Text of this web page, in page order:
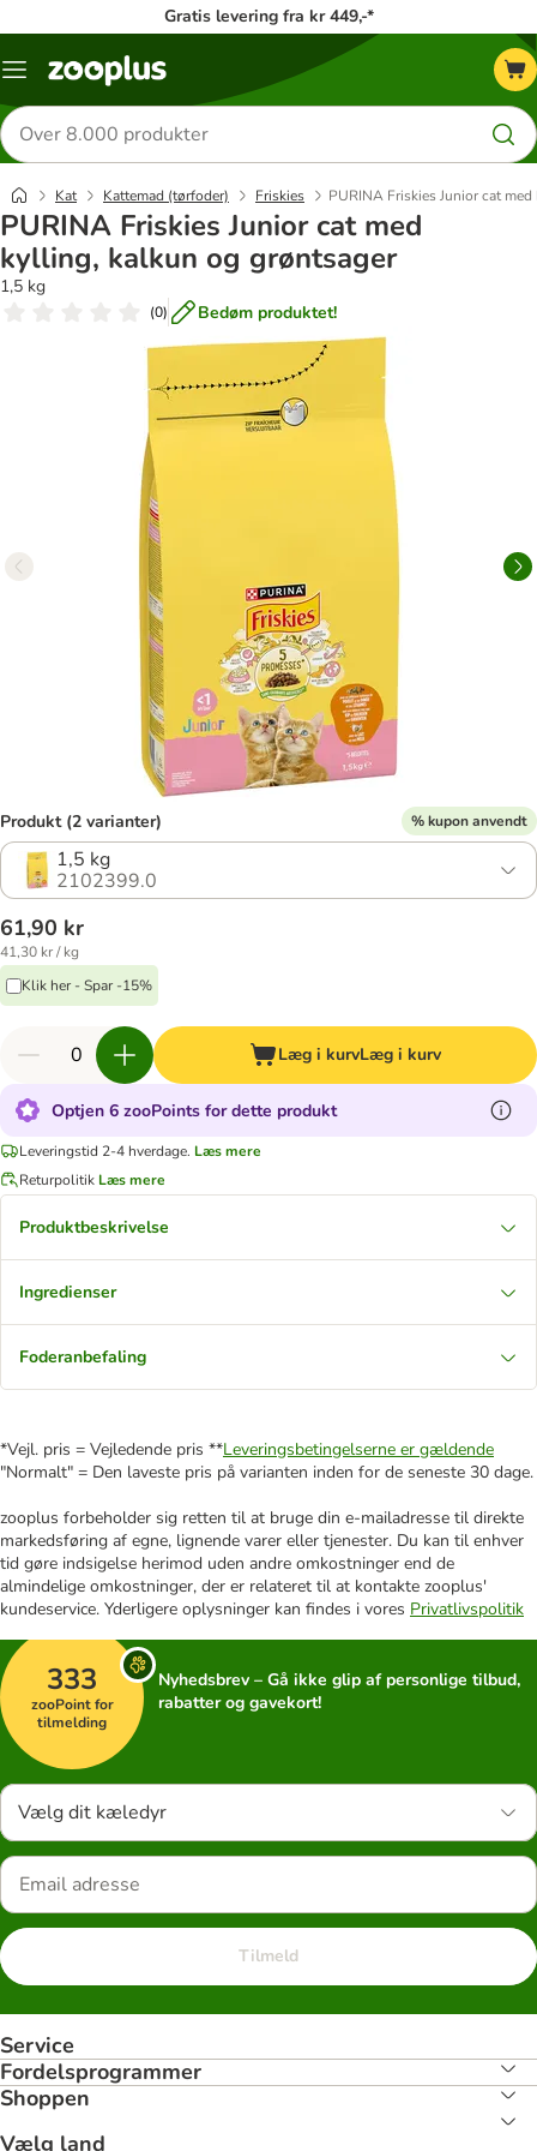
Gratis levering fra kr 449,-*
Menu
Søg
efter
produkter
Kat Kattemad (tørfoder) Friskies PURINA Friskies Junior cat
PURINA Friskies Junior cat med
kylling, kalkun og grøntsager
1,5 kg
(0) Bedøm produktet!
Produkt (2 varianter) % kupon anvendt
1,5 kg
2102399.0
61,90 kr
41,30 kr / kg
Klik her - Spar -15%
Læg i kurvLæg i kurv
Optjen 6 zooPoints for dette produkt
Leveringstid 2-4 hverdage. Læs mere
Returpolitik Læs mere
Produktbeskrivelse
Ingredienser
Foderanbefaling
*Vejl. pris = Vejledende pris **Leveringsbetingelserne er gældende
"Normalt" = Den laveste pris på varianten inden for de seneste 30 dage.
zooplus forbeholder sig retten til at bruge din e-mailadresse til direkte
markedsføring af egne, lignende varer eller tjenester. Du kan til enhver
tid gøre indsigelse herimod uden andre omkostninger end de
almindelige omkostninger, der er relateret til at kontakte zooplus'
kundeservice. Yderligere oplysninger kan findes i vores Privatlivspolitik
333
zooPoint for
tilmelding
Nyhedsbrev – Gå ikke glip af personlige tilbud,
rabatter og gavekort!
Vælg dit kæledyr
Tilmeld
Service
Fordelsprogrammer
Shoppen
Vælg land